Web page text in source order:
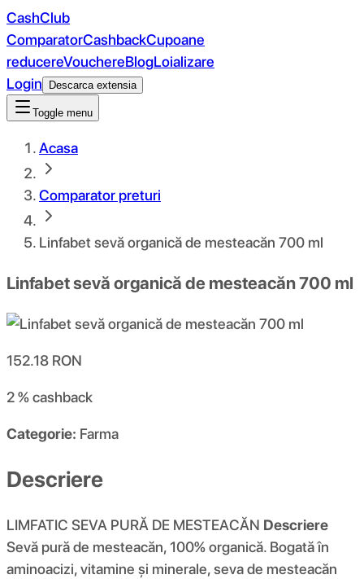
CashClub
ComparatorCashbackCupoane
reducereVouchereBlogLoializare
Login
Descarca extensia
Toggle menu
Acasa
Comparator preturi
Linfabet sevă organică de mesteacăn 700 ml
Linfabet sevă organică de mesteacăn 700 ml
152.18 RON
2 %cashback
Categorie: Farma
Descriere
LIMFATIC SEVA PURĂ DE MESTEACĂN Descriere
Sevă pură de mesteacăn, 100% organică. Bogată în
aminoacizi, vitamine și minerale, seva de mesteacăn